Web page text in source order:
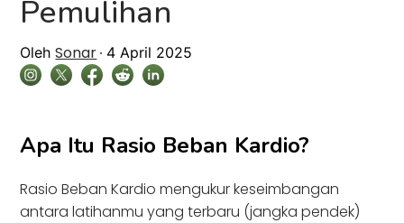
Pemulihan
Oleh Sonar 4 April 2025
Apa Itu Rasio Beban Kardio?
Rasio Beban Kardio mengukur keseimbangan
antara latihanmu yang terbaru (jangka pendek)